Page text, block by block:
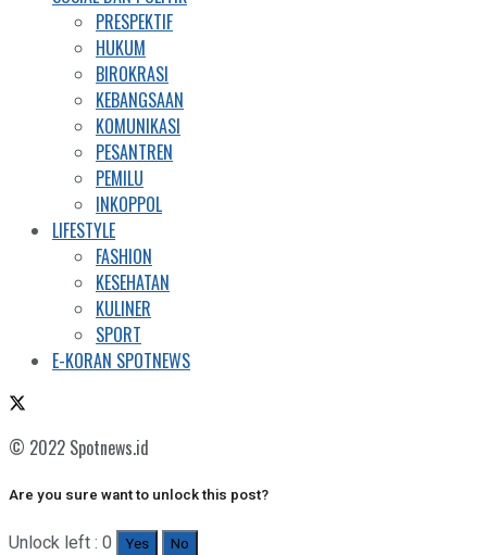
PRESPEKTIF
HUKUM
BIROKRASI
KEBANGSAAN
KOMUNIKASI
PESANTREN
PEMILU
INKOPPOL
LIFESTYLE
FASHION
KESEHATAN
KULINER
SPORT
E-KORAN SPOTNEWS
© 2022 Spotnews.id
Are you sure want to unlock this post?
Unlock left : 0 Yes No